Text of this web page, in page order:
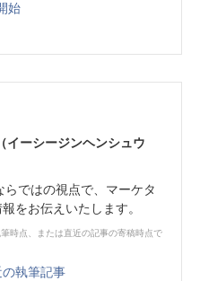
始
イーシージンヘンシュウ
らではの視点で、マーケタ
をお伝えいたします。
時点、または直近の記事の寄稿時点で
執筆記事